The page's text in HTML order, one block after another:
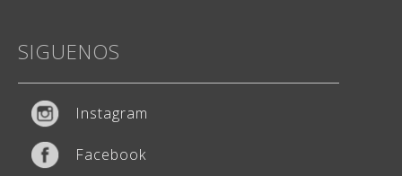
SIGUENOS
Instagram
Facebook